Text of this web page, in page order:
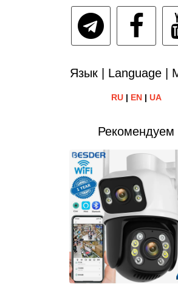
Язык | Language |
RU| EN| UA
Рекомендуем